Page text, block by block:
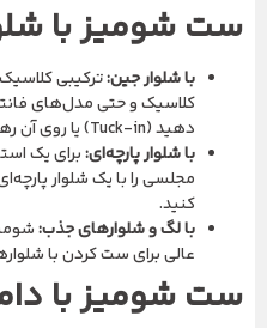
ست شومیز با
با شلوار جین:ترکیبی
کلاسیک و حتی مدل‌های
دهید (Tuck-in) یا روی آن رها کنید.
با شلوار پارچه‌ای:برای یک
کنید.
با لگ و شلوارهای جذب:
عالی برای ست کردن با
ست شومیز با